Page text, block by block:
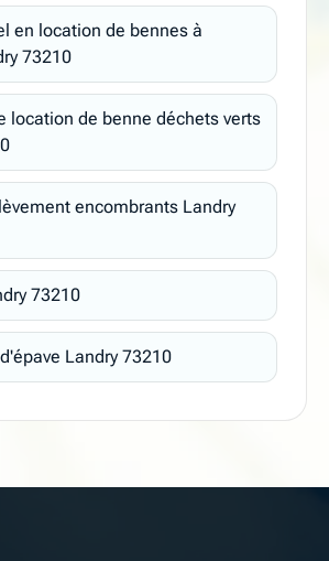
en location de bennes à
73210
location de benne déchets verts
encombrants Landry
73210
Landry 73210